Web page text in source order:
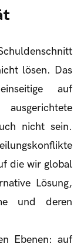
lösen. Das
auf
nicht sein.
die wir global
Lösung,
und deren
Ebenen: auf